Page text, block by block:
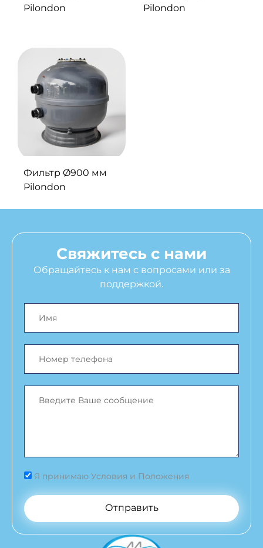
Pilondon
Pilondon
Фильтр Ø900 мм
Pilondon
Свяжитесь с нами
Обращайтесь к нам с вопросами или за
поддержкой.
Я принимаю Условия и Положения
Отправить